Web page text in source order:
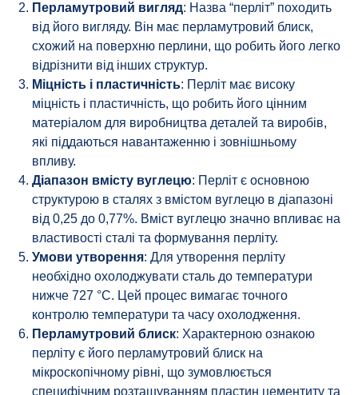
Перламутровий вигляд: Назва “перліт” походить
від його вигляду. Він має перламутровий блиск,
схожий на поверхню перлини, що робить його легко
відрізнити від інших структур.
Міцність і пластичність: Перліт має високу
міцність і пластичність, що робить його цінним
матеріалом для виробництва деталей та виробів,
які піддаються навантаженню і зовнішньому
впливу.
Діапазон вмісту вуглецю: Перліт є основною
структурою в сталях з вмістом вуглецю в діапазоні
від 0,25 до 0,77%. Вміст вуглецю значно впливає на
властивості сталі та формування перліту.
Умови утворення: Для утворення перліту
необхідно охолоджувати сталь до температури
нижче 727 °C. Цей процес вимагає точного
контролю температури та часу охолодження.
Перламутровий блиск: Характерною ознакою
перліту є його перламутровий блиск на
мікроскопічному рівні, що зумовлюється
специфічним розташуванням пластин цементиту та